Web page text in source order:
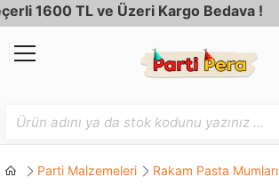
TL ve Üzeri Kargo Bedava !
Parti Malzemeleri Rakam Pasta Mumları